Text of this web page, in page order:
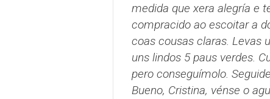
medida que xera alegría e
compracido ao escoitar a
coas cousas claras. Levas
uns lindos 5 paus verdes.
pero conseguímolo.
Bueno, Cristina, vénse o